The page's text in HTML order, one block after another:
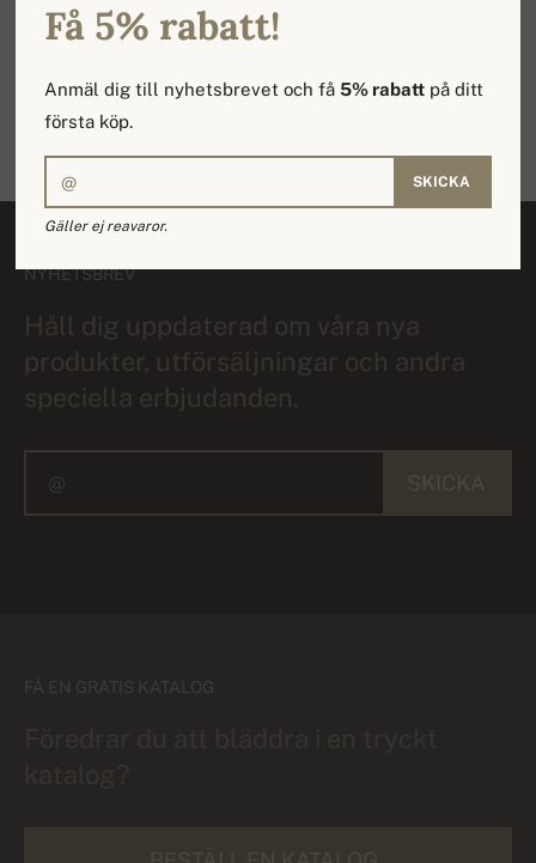
NYHETSBREV
Håll dig uppdaterad om våra nya
produkter, utförsäljningar och andra
speciella erbjudanden.
FÅ EN GRATIS KATALOG
Få 5% rabatt!
Anmäl dig till nyhetsbrevet och få5% rabatt på ditt
första köp.
SKICKA
Gäller ej reavaror.